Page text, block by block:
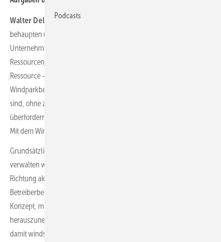
Walter Delabar:Es heißt immer, die Windkraft soll sich am Markt
behaupten und aktiv ihre Produkte verkaufen. Ein normales
Unternehmen sucht sich dann Kunden und plant mit seinen
Ressourcen. Das können die Erneuerbaren aber nicht, weil ihre
Ressource – Wind oder Sonne – nicht planbar ist.
Windparkbetreibern also zu erwarten, dass sie in einem Markt aktiv
sind, ohne zu wissen, was sie verkaufen können, muss sie
überfordern. Insofern ist die Festpreisregelung des EEG ein Segen.
Mit dem Wind haben wir genug Arbeit.
Grundsätzlich gilt für die Vergangenheit: Als Betriebsführer
verwalten wir hauptsächlich, entwickeln uns aber weiter in
Richtung aktive Vermarktung, Konzeptentwicklung und
Betreiberberatung. In einem Projekt entwickeln wir derzeit ein
Konzept, mit dem es möglich ist, Unsicherheiten aus dem Markt
herauszunehmen, Erlöse auf hohem Niveau zu stabilisieren und
damit windschwache Zeiten abzufedern. Dafür brauche ich aber
Podcasts